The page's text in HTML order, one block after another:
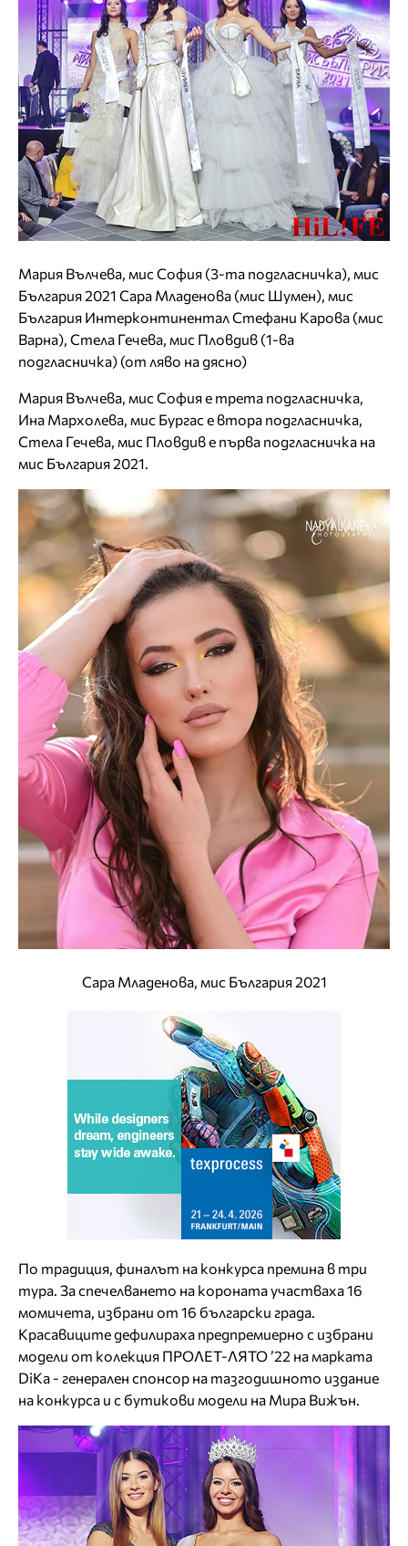
Мария Вълчева, мис София (3-та подгласничка), мис
България 2021 Сара Младенова (мис Шумен), мис
България Интерконтинентал Стефани Карова (мис
Варна), Стела Гечева, мис Пловдив (1-ва
подгласничка) (от ляво на дясно)
Мария Вълчева, мис София е трета подгласничка,
Ина Мархолева, мис Бургас е втора подгласничка,
Стела Гечева, мис Пловдив е първа подгласничка на
мис България 2021.
Сара Младенова, мис България 2021
По традиция, финалът на конкурса премина в три
тура. За спечелването нa короната участваха 16
момичета, избрани от 16 български града.
Красавиците дефилираха предпремиерно с избрани
модели от колекция ПРОЛЕТ-ЛЯТО ’22 на марката
DiKa - генерален спонсор на тазгодишното издание
на конкурса и с бутикови модели на Мира Вижън.